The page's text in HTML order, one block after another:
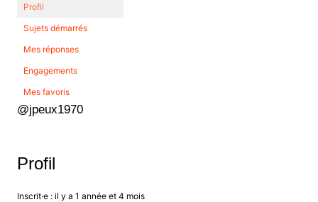
Profil
Sujets démarrés
Mes réponses
Engagements
Mes favoris
@jpeux1970
Profil
Inscrit·e : il y a 1 année et 4 mois